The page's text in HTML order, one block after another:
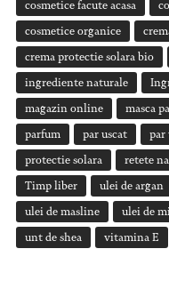
cosmetice facute acasa
cosmetice organice
crema protectie solara bio
ingrediente naturale
magazin online masca
parfum par uscat par
protectie solara retete
Timp liber ulei de argan
ulei de masline ulei de
unt de shea vitamina E